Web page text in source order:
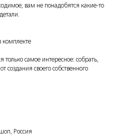
вам не понадобятся какие-то
комплекте
самое интересное: собрать,
создания своего собственного
Россия